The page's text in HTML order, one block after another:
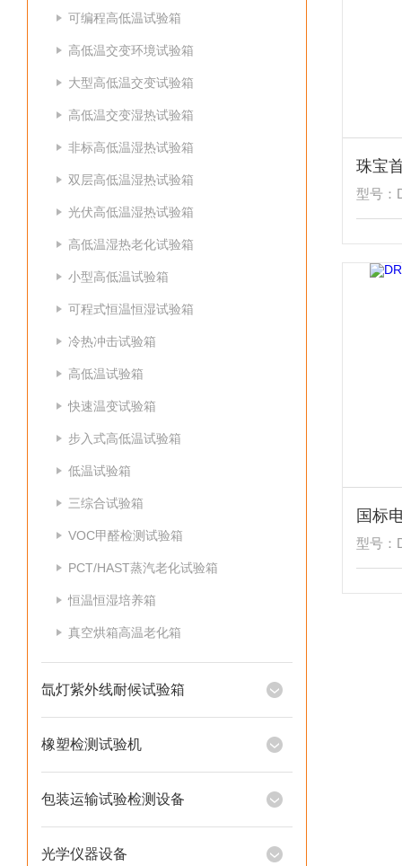
可编程高低温试验箱
高低温交变环境试验箱
大型高低温交变试验箱
高低温交变湿热试验箱
非标高低温湿热试验箱
双层高低温湿热试验箱
光伏高低温湿热试验箱
高低温湿热老化试验箱
小型高低温试验箱
可程式恒温恒湿试验箱
冷热冲击试验箱
高低温试验箱
快速温变试验箱
步入式高低温试验箱
低温试验箱
三综合试验箱
VOC甲醛检测试验箱
PCT/HAST蒸汽老化试验箱
恒温恒湿培养箱
真空烘箱高温老化箱
氙灯紫外线耐候试验箱
橡塑检测试验机
包装运输试验检测设备
光学仪器设备
珠宝
型号：
国标
型号：